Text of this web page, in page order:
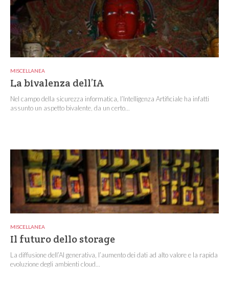
MISCELLANEA
La bivalenza dell’IA
Nel campo della sicurezza informatica, l’Intelligenza Artificiale ha infatti
assunto un aspetto bivalente, da un certo...
MISCELLANEA
Il futuro dello storage
La diffusione dell’AI generativa, l’aumento dei dati ad alto valore e la rapida
evoluzione degli ambienti cloud...